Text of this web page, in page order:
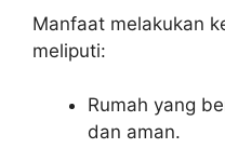
Manfaat melakukan
meliputi:
Rumah yang
dan aman.